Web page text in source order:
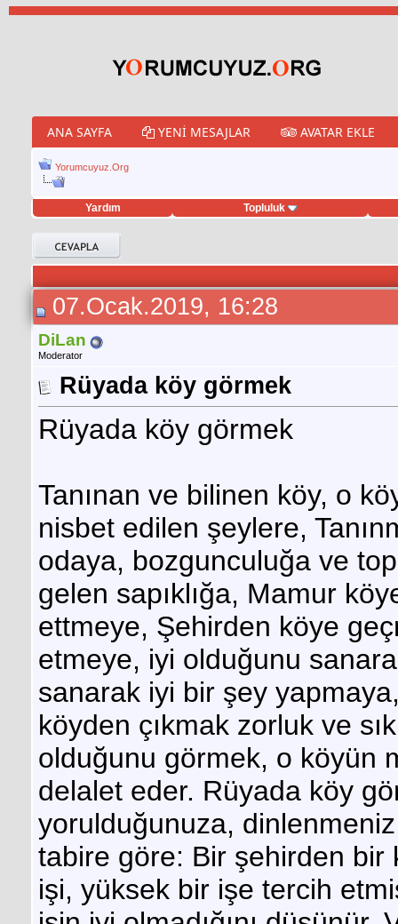
ANA SAYFA YENI MESAJLAR AVATAR EKLE
Yorumcuyuz.Org
Yardım Topluluk
hilesi
07.Ocak.2019, 16:28
DiLan
Moderator
Rüyada köy görmek
Rüyada köy görmek
Tanınan ve bilinen köy, o
nisbet edilen şeylere,
odaya, bozgunculuğa ve
gelen sapıklığa, Mamur
ettmeye, Şehirden köye
etmeye, iyi olduğunu
sanarak iyi bir şey
köyden çıkmak zorluk ve
olduğunu görmek, o köyün
delalet eder. Rüyada köy
yorulduğunuza,
tabire göre: Bir şehirden
işi, yüksek bir işe tercih